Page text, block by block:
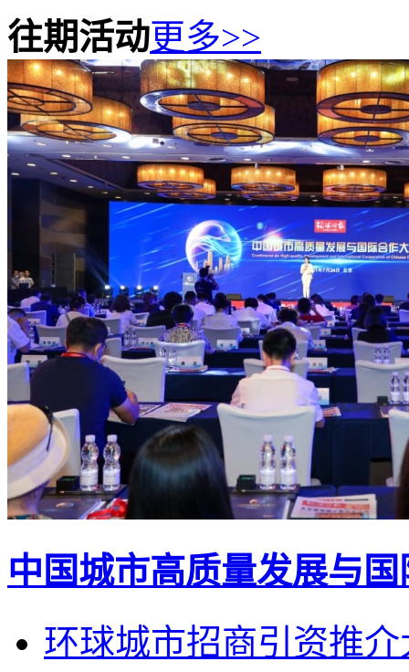
往期活动更多>>
中国城市高质量发展与
环球城市招商引资推介